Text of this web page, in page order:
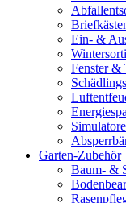
Ein- &
Fenster &
Garten-Zubehör
Baum- &